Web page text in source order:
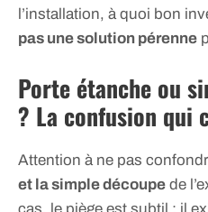
l’installation, à quoi bon
pas une solution pérenne
Porte étanche ou
? La confusion qui
Attention à ne pas
et la simple découpe de
cas, le piège est subtil : il